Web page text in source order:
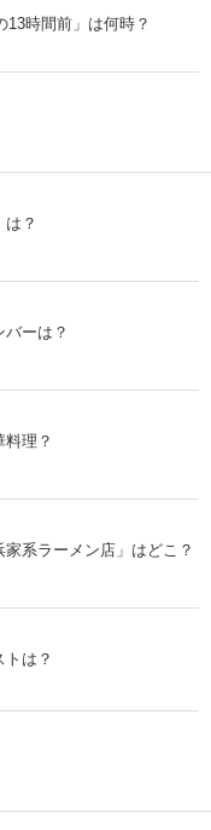
13時間前」は何時？
？
ーは？
理？
系ラーメン店」はどこ？
は？